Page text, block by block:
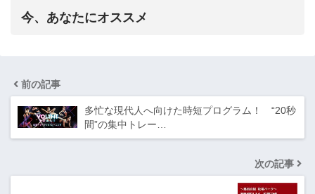
今、あなたにオススメ
前の記事
多忙な現代人へ向けた時短プログラム！ “20秒
間”の集中トレー…
次の記事